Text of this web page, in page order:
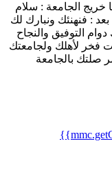
خريج الجامعة : سلام
بعد : فنهنئك ونبارك لك
التوفيق والنجاح
فخر لأهلك ولجامعتك
صلتك بالجامعة